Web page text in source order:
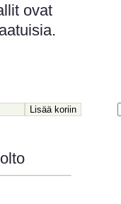
ovat